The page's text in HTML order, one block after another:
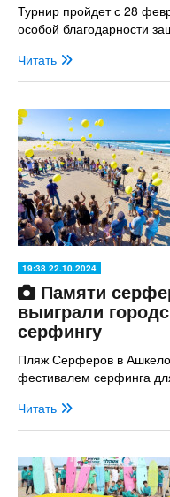
Турнир пройдет с 28
особой благодарности
Читать
19:38 22.10.2024
Памяти
выиграли
серфингу
Пляж Серферов в
фестивалем серфинга
Читать